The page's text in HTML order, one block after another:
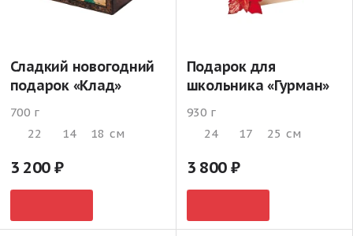
Сладкий новогодний
подарок «Клад»
700 г
22
14 18 см
3 200
Подарок для
школьника «Гурман»
930 г
24
17 25 см
3 800